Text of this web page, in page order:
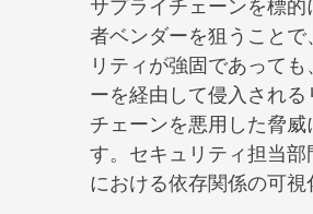
サプライチェーンを標
者ベンダーを狙うこと
リティが強固であって
ーを経由して侵入され
チェーンを悪用した脅
す。セキュリティ担当
における依存関係の可視